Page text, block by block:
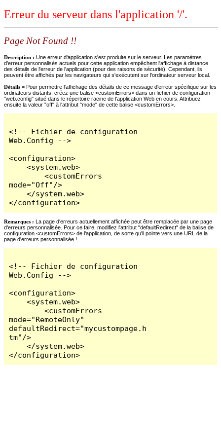
Erreur du serveur dans l'application '/'.
Page Not Found !!
Description : Une erreur d'application s'est produite sur le serveur. Les paramètres
d'erreur personnalisés actuels pour cette application empêchent l'affichage à distance
des détails de l'erreur de l'application (pour des raisons de sécurité). Cependant, ils
peuvent être affichés par les navigateurs qui s'exécutent sur l'ordinateur serveur local.
Détails = Pour permettre l'affichage des détails de ce message d'erreur spécifique sur les
ordinateurs distants, créez une balise <customErrors> dans un fichier de configuration
"web.config" situé dans le répertoire racine de l'application Web en cours. Attribuez
ensuite la valeur "off" à l'attribut "mode" de cette balise <customErrors>.
<!-- Fichier de configuration
Web.Config -->
<configuration>
    <system.web>
        <customErrors
mode="Off"/>
    </system.web>
</configuration>
Remarques : La page d'erreurs actuellement affichée peut être remplacée par une page
d'erreurs personnalisée. Pour ce faire, modifiez l'attribut "defaultRedirect" de la balise de
configuration <customErrors> de l'application, de sorte qu'il pointe vers une URL de la
page d'erreurs personnalisée !
<!-- Fichier de configuration
Web.Config -->
<configuration>
    <system.web>
        <customErrors
mode="RemoteOnly"
defaultRedirect="mycustompage.h
tm"/>
    </system.web>
</configuration>